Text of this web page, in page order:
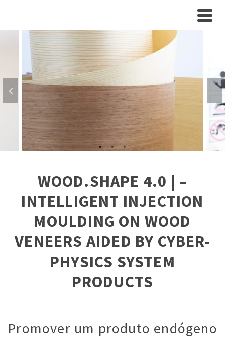
WOOD.SHAPE 4.0 | –
INTELLIGENT INJECTION
MOULDING ON WOOD
VENEERS AIDED BY CYBER-
PHYSICS SYSTEM
PRODUCTS
Promover um produto endógeno